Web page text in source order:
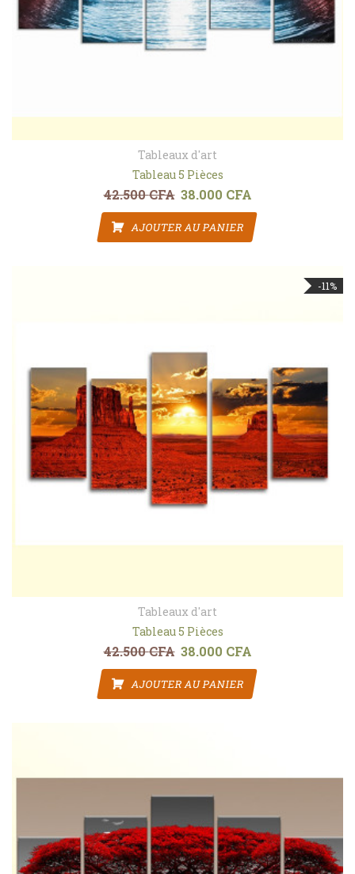
Tableaux d'art
Tableau 5 Pièces
42.500CFA Le prix initial était : 42.500 CFA.
38.000 CFA
AJOUTER AU PANIER
-11%
Tableaux d'art
Tableau 5 Pièces
42.500CFA Le prix initial était : 42.500 CFA.
38.000 CFA
AJOUTER AU PANIER